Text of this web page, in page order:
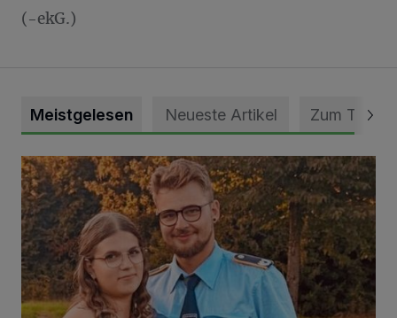
(-ekG.)
Meistgelesen Neueste Artikel Zum Thema
Mit Herzblut die Gemeinschaft leben